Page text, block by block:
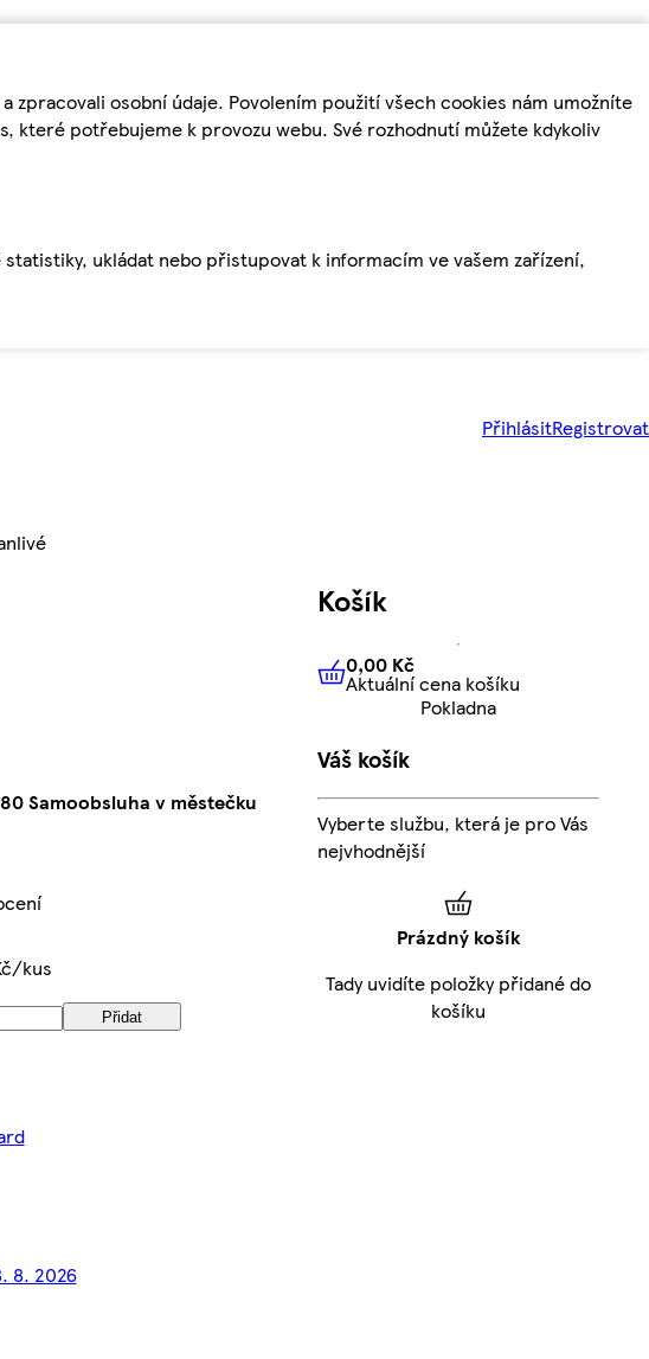
zpracovali osobní údaje. Povolením použití všech cookies nám umožníte
které potřebujeme k provozu webu. Své rozhodnutí můžete kdykoliv
ukládat nebo přistupovat k informacím ve vašem zařízení,
PřihlásitRegistrovat
Samoobsluha v městečku
kus
Přidat
8. 2026
Košík
0,00 KčAktuální cena košíku
0,00 Kč
Aktuální cena košíku
Pokladna
Váš košík
Vyberte službu, která je pro Vás
nejvhodnější
Prázdný košík
Tady uvidíte položky přidané do
košíku